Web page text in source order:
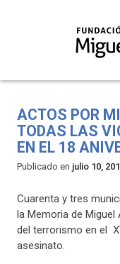
ACTOS POR
TODAS LAS
EN EL 18
Publicado en julio 10,
Cuarenta y tres
la Memoria de
del terrorismo en el
asesinato.